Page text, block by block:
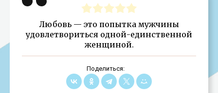
Любовь — это попытка мужчины
удовлетвориться одной-единственной
женщиной.
Поделиться: